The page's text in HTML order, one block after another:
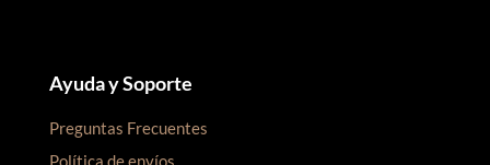
Ayuda y Soporte
Preguntas Frecuentes
Política de envíos